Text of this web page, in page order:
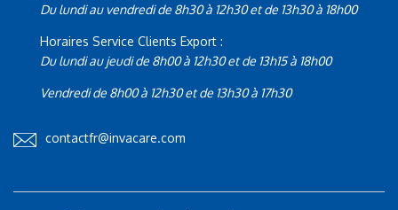
Du lundi au vendredi de 8h30 à 12h30 et de 13h30 à 18h00
Horaires Service Clients Export :
Du lundi au jeudi de 8h00 à 12h30 et de 13h15 à 18h00
Vendredi de 8h00 à 12h30 et de 13h30 à 17h30
contactfr@invacare.com